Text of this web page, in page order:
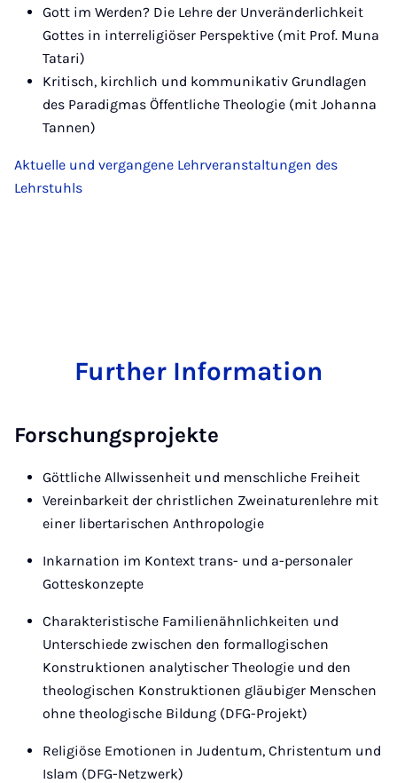
Gott im Werden? Die Lehre der Unveränderlichkeit
Gottes in interreligiöser Perspektive (mit Prof. Muna
Tatari)
Kritisch, kirchlich und kommunikativ Grundlagen
des Paradigmas Öffentliche Theologie (mit Johanna
Tannen)
Aktuelle und vergangene Lehrveranstaltungen des
Lehrstuhls
Further Information
Forschungsprojekte
Göttliche Allwissenheit und menschliche Freiheit
Vereinbarkeit der christlichen Zweinaturenlehre mit
einer libertarischen Anthropologie
Inkarnation im Kontext trans- und a-personaler
Gotteskonzepte
Charakteristische Familienähnlichkeiten und
Unterschiede zwischen den formallogischen
Konstruktionen analytischer Theologie und den
theologischen Konstruktionen gläubiger Menschen
ohne theologische Bildung (DFG-Projekt)
Religiöse Emotionen in Judentum, Christentum und
Islam (DFG-Netzwerk)